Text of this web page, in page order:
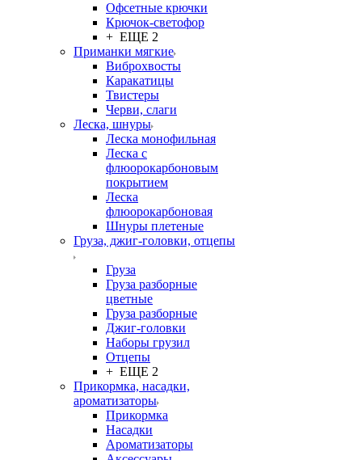
Офсетные крючки
Крючок-светофор
+ ЕЩЕ 2
Приманки мягкие
Виброхвосты
Каракатицы
Твистеры
Черви, слаги
Леска, шнуры
Леска монофильная
Леска с
флюорокарбоновым
покрытием
Леска
флюорокарбоновая
Шнуры плетеные
Груза, джиг-головки, отцепы
Груза
Груза разборные
цветные
Груза разборные
Джиг-головки
Наборы грузил
Отцепы
+ ЕЩЕ 2
Прикормка, насадки,
ароматизаторы
Прикормка
Насадки
Ароматизаторы